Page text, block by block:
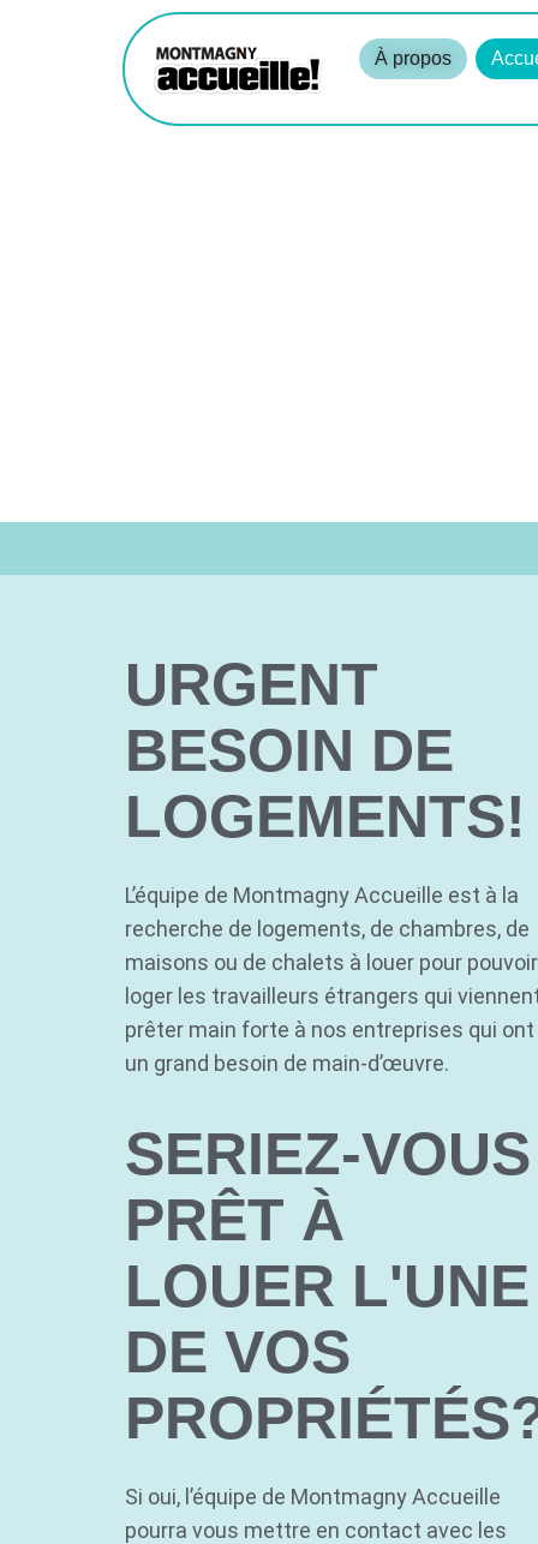
À propos
URGENT
BESOIN DE
LOGEMENTS!
L’équipe de Montmagny Accueille est à la
recherche de logements, de chambres, de
maisons ou de chalets à louer pour pouvoir
loger les travailleurs étrangers qui
prêter main forte à nos entreprises qui ont
un grand besoin de main-d’œuvre.
SERIEZ-VOUS
PRÊT À
LOUER L'UNE
DE VOS
Si oui, l’équipe de Montmagny Accueille
pourra vous mettre en contact avec les